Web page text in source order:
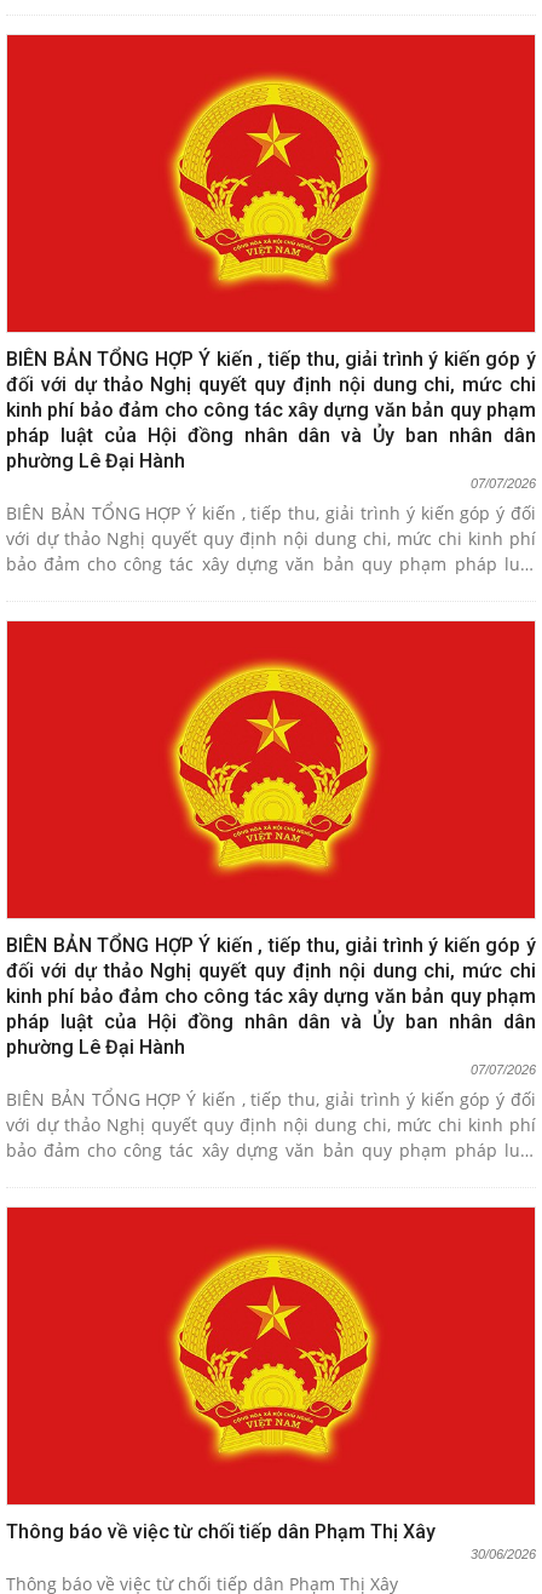
BIÊN BẢN TỔNG HỢP Ý kiến , tiếp thu, giải trình ý kiến góp ý
đối với dự thảo Nghị quyết quy định nội dung chi, mức chi
kinh phí bảo đảm cho công tác xây dựng văn bản quy phạm
pháp luật của Hội đồng nhân dân và Ủy ban nhân dân
phường Lê Đại Hành
07/07/2026
BIÊN BẢN TỔNG HỢP Ý kiến , tiếp thu, giải trình ý kiến góp ý đối
với dự thảo Nghị quyết quy định nội dung chi, mức chi kinh phí
bảo đảm cho công tác xây dựng văn bản quy phạm pháp luật
BIÊN BẢN TỔNG HỢP Ý kiến , tiếp thu, giải trình ý kiến góp ý
đối với dự thảo Nghị quyết quy định nội dung chi, mức chi
kinh phí bảo đảm cho công tác xây dựng văn bản quy phạm
pháp luật của Hội đồng nhân dân và Ủy ban nhân dân
phường Lê Đại Hành
07/07/2026
BIÊN BẢN TỔNG HỢP Ý kiến , tiếp thu, giải trình ý kiến góp ý đối
với dự thảo Nghị quyết quy định nội dung chi, mức chi kinh phí
bảo đảm cho công tác xây dựng văn bản quy phạm pháp luật
Thông báo về việc từ chối tiếp dân Phạm Thị Xây
30/06/2026
Thông báo về việc từ chối tiếp dân Phạm Thị Xây